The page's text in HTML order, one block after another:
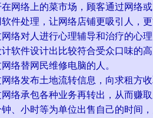
网络上的菜市场，顾客通过网络
件处理，让网络店铺更吸引人，
络对人进行心理辅导和治疗的心
软件设计出比较符合受众口味的
络替网民维修电脑的人。
络发布土地流转信息，向求租方
络承包各种业务再转出，从而赚
、小时等为单位出售自己的时间